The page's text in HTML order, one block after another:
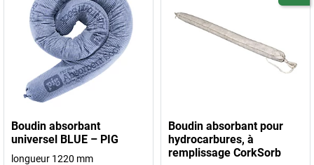
Boudin absorbant
universel BLUE – PIG
longueur 1220 mm
Boudin absorbant pour
hydrocarbures, à
remplissage CorkSorb